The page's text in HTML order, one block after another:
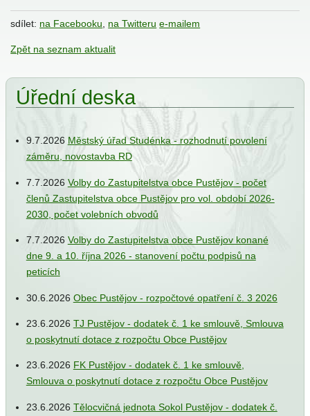
sdílet: na Facebooku na Twitteru e-mailem
Zpět na seznam aktualit
Úřední deska
9.7.2026 Městský úřad Studénka - rozhodnutí povolení
záměru, novostavba RD
7.7.2026 Volby do Zastupitelstva obce Pustějov - počet
členů Zastupitelstva obce Pustějov pro vol. období 2026-
2030, počet volebních obvodů
7.7.2026 Volby do Zastupitelstva obce Pustějov konané
dne 9. a 10. října 2026 - stanovení počtu podpisů na
peticích
30.6.2026 Obec Pustějov - rozpočtové opatření č. 3 2026
23.6.2026 TJ Pustějov - dodatek č. 1 ke smlouvě, Smlouva
o poskytnutí dotace z rozpočtu Obce Pustějov
23.6.2026 FK Pustějov - dodatek č. 1 ke smlouvě,
Smlouva o poskytnutí dotace z rozpočtu Obce Pustějov
23.6.2026 Tělocvičná jednota Sokol Pustějov - dodatek č.